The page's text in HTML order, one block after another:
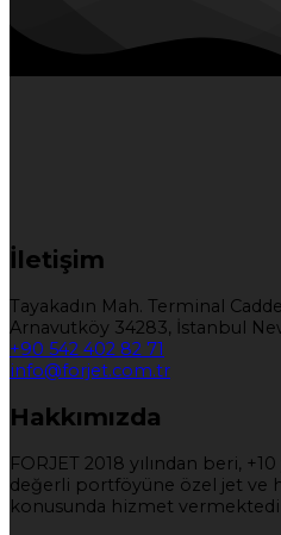
İletişim
Tayakadın Mah. Terminal
Arnavutköy 34283, İstanbul
+90 542 402 82 71
info@forjet.com.tr
Hakkımızda
FORJET 2018 yılından beri,
değerli portföyüne özel jet ve
konusunda hizmet